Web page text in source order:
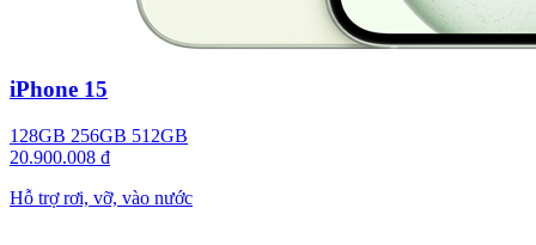
iPhone 15
128GB 256GB 512GB
20.900.008 đ
Hỗ trợ rơi, vỡ, vào nước